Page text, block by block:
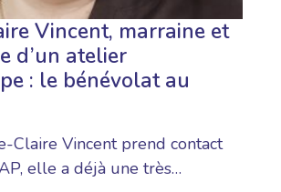
Vincent, marraine et
d’un atelier
: le bénévolat au
Claire Vincent prend contact
elle a déjà une très…